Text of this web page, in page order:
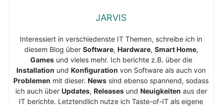
JARVIS
Interessiert in verschiedenste IT Themen, schreibe ich in
diesem Blog über Software, Hardware, Smart Home,
Gamesund vieles mehr. Ich berichte z.B. über die
Installation und Konfiguration von Software als auch von
Problemen mit dieser. News sind ebenso spannend, sodass
ich auch über Updates, Releasesund Neuigkeiten aus der
IT berichte. Letztendlich nutze ich Taste-of-IT als eigene